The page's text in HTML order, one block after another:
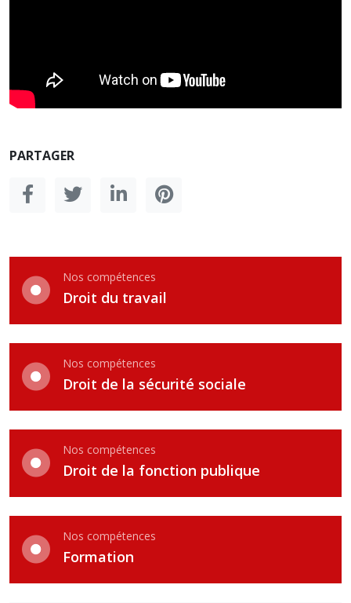
PARTAGER
Nos compétences
Droit du travail
Nos compétences
Droit de la sécurité sociale
Nos compétences
Droit de la fonction publique
Nos compétences
Formation